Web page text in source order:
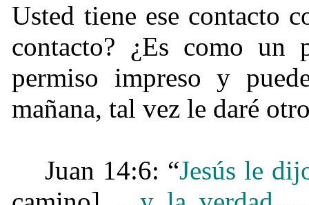
Usted tiene ese contacto
contacto? ¿Es como un
permiso impreso y
mañana, tal vez le daré
Juan 14:6: “Jesús le